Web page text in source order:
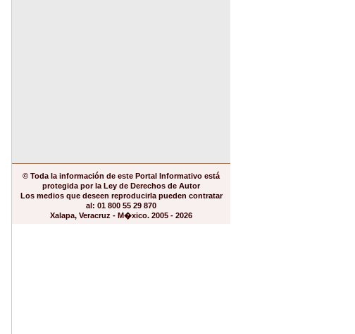
© Toda la información de este Portal Informativo está
protegida por la Ley de Derechos de Autor
Los medios que deseen reproducirla pueden contratar
al: 01 800 55 29 870
Xalapa, Veracruz - M�xico. 2005 - 2026